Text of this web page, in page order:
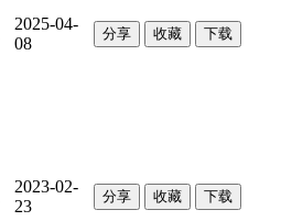
2025-04-
08
分享 收藏 下载
2023-02-
23
分享 收藏 下载